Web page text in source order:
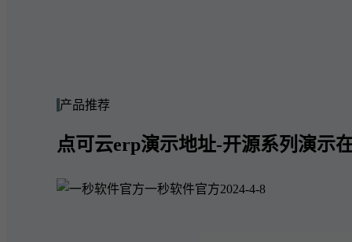
产品推荐
点可云erp演示地址-开源系列演示
一秒软件官方2024-4-8